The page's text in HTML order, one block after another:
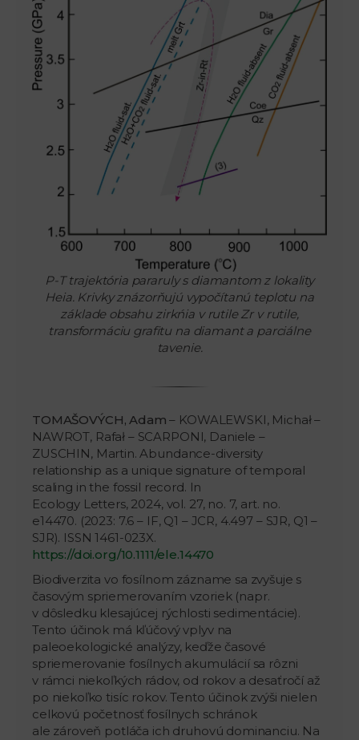
P-T trajektória pararuly s diamantom z lokality
Heia. Krivky znázorňujú vypočítanú teplotu na
základe obsahu zirkńia v rutile Zr v rutile,
transformáciu grafitu na diamant a parciálne
tavenie.
TOMAŠOVÝCH, Adam – KOWALEWSKI, Michał –
NAWROT, Rafał – SCARPONI, Daniele –
ZUSCHIN, Martin. Abundance-diversity
relationship as a unique signature of temporal
scaling in the fossil record. In
Ecology Letters, 2024, vol. 27, no. 7, art. no.
e14470. (2023: 7.6 – IF, Q1 – JCR, 4.497 – SJR, Q1 –
SJR). ISSN 1461-023X.
https://doi.org/10.1111/ele.14470
Biodiverzita vo fosílnom zázname sa zvyšuje s
časovým spriemerovaním vzoriek (napr.
v dôsledku klesajúcej rýchlosti sedimentácie).
Tento účinok má kľúčový vplyv na
paleoekologické analýzy, keďže časové
spriemerovanie fosílnych akumulácií sa rôzni
v rámci niekoľkých rádov, od rokov a desaťročí až
po niekoľko tisíc rokov. Tento účinok zvýši nielen
celkovú početnosť fosílnych schránok
ale zároveň potláča ich druhovú dominanciu. Na